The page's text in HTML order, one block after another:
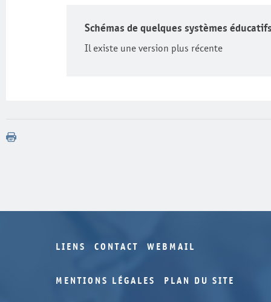
Schémas de quelques systèmes
Il existe une version plus récente
LIENS CONTACT WEBMAIL
MENTIONS LÉGALES PLAN DU SITE